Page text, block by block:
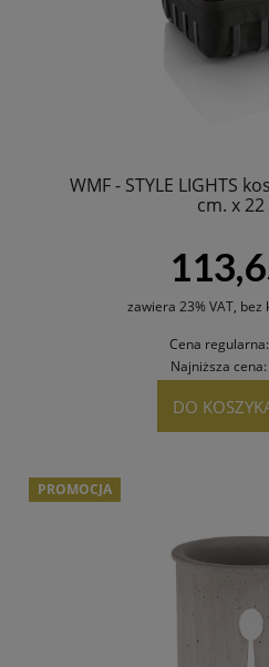
WMF - STYLE LIGHTS
cm. x
zawiera 23% VAT, bez
Cena
Najniższa cena:
DO
PROMOCJA